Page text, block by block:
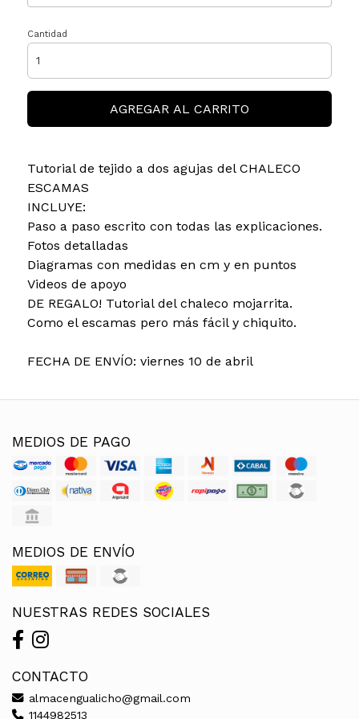
Cantidad
AGREGAR AL CARRITO
Tutorial de tejido a dos agujas del CHALECO
ESCAMAS
INCLUYE:
Paso a paso escrito con todas las explicaciones.
Fotos detalladas
Diagramas con medidas en cm y en puntos
Videos de apoyo
DE REGALO! Tutorial del chaleco mojarrita.
Como el escamas pero más fácil y chiquito.
FECHA DE ENVÍO: viernes 10 de abril
MEDIOS DE PAGO
MEDIOS DE ENVÍO
NUESTRAS REDES SOCIALES
CONTACTO
almacengualicho@gmail.com
1144982513